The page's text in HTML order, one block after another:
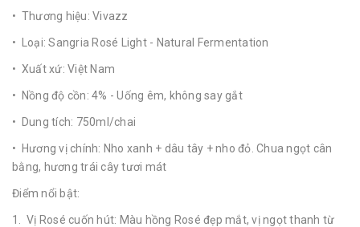
• Thương hiệu: Vivazz
• Loại: Sangria Rosé Light - Natural Fermentation
• Xuất xứ: Việt Nam
• Nồng độ cồn: 4% - Uống êm, không say gắt
• Dung tích: 750ml/chai
• Hương vị chính: Nho xanh + dâu tây + nho đỏ. Chua ngọt cân
bằng, hương trái cây tươi mát
Điểm nổi bật:
1. Vị Rosé cuốn hút: Màu hồng Rosé đẹp mắt, vị ngọt thanh từ